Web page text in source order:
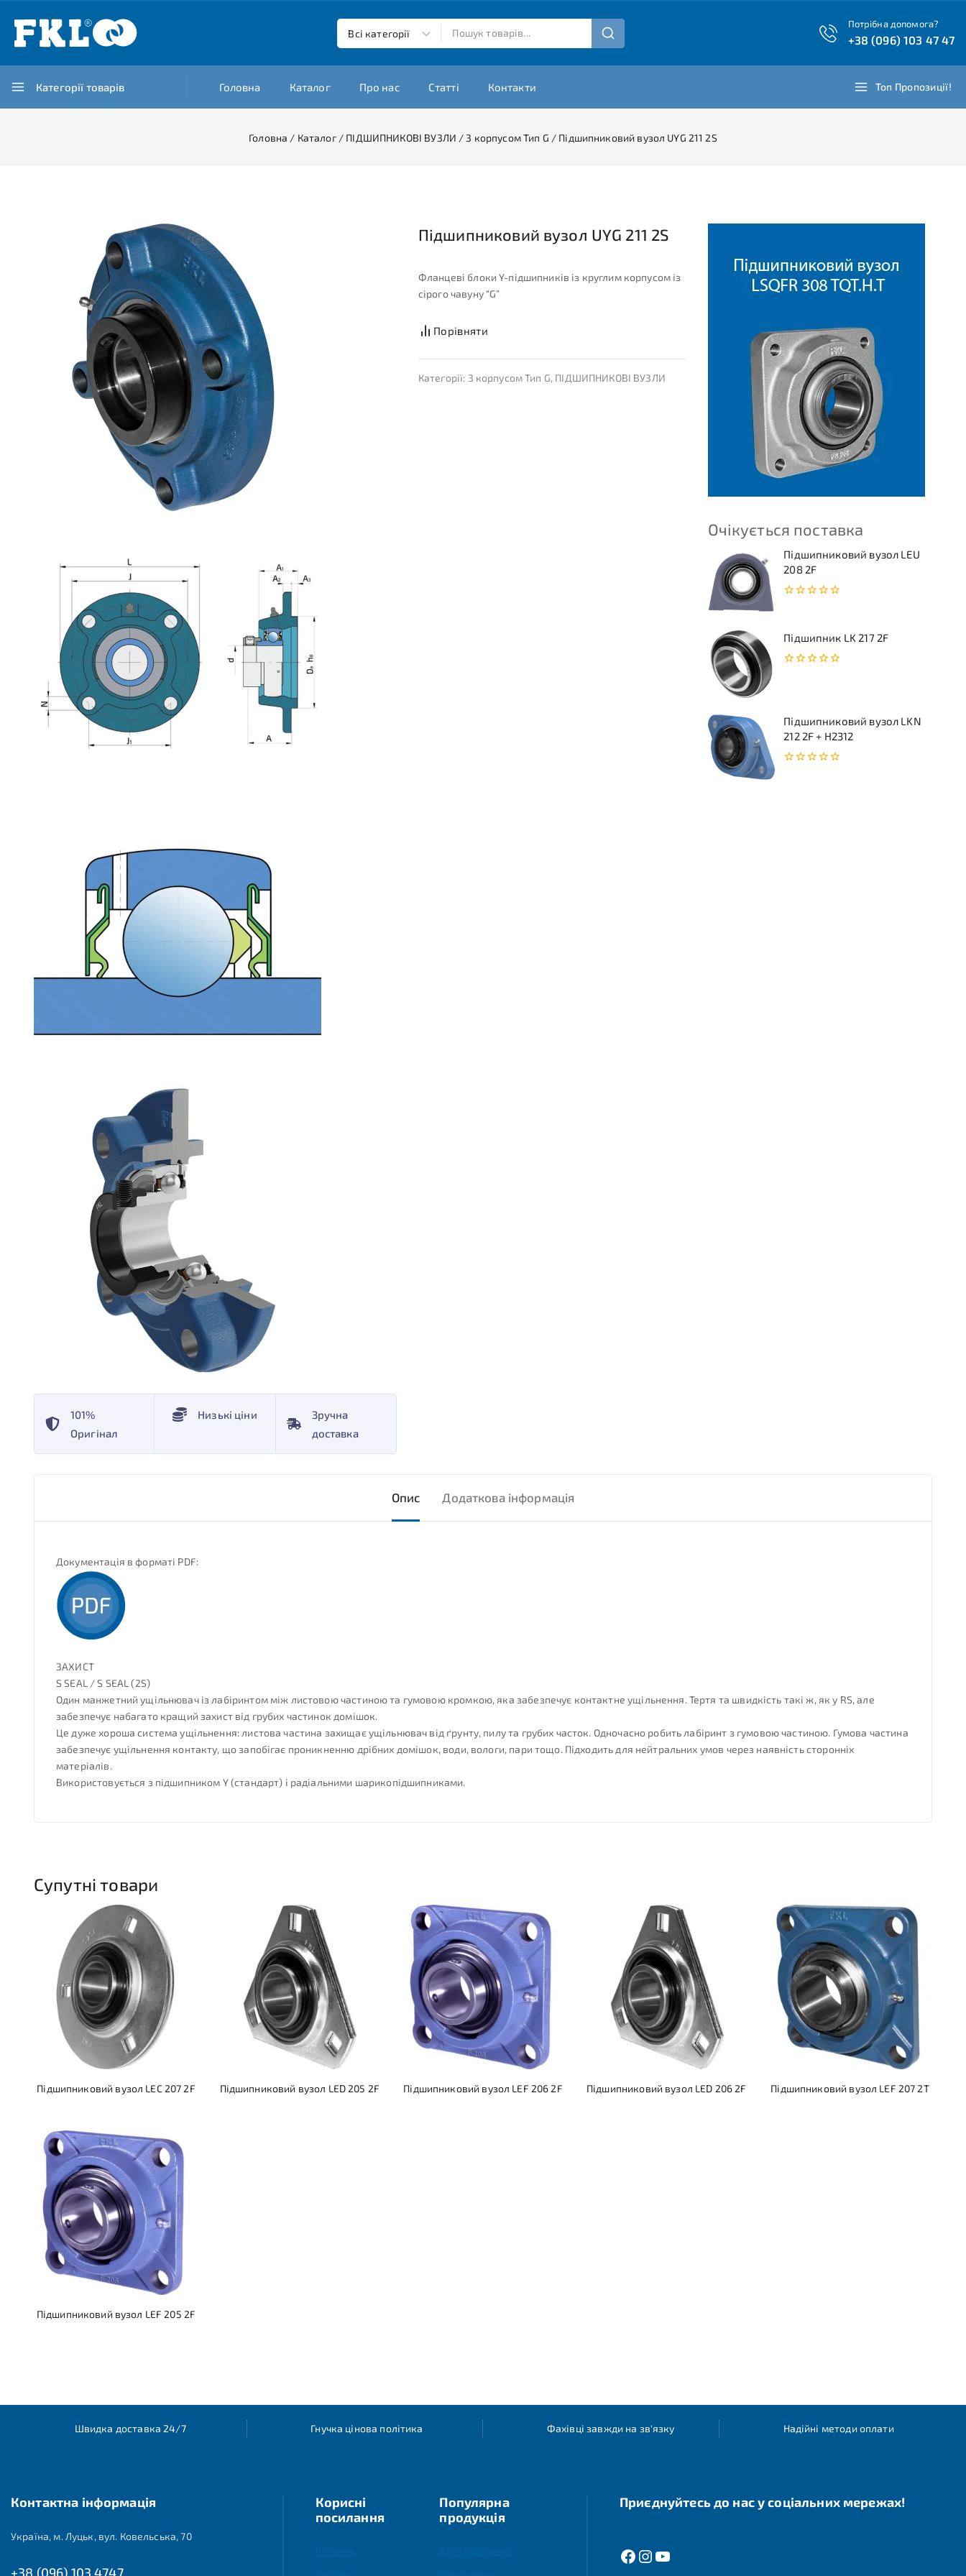
Потрібна допомога?
+38 (096) 103 47 47
Категорії товарів Головна Каталог Про нас Статті Контакти Топ Пропозиції!
Головна / Каталог / ПІДШИПНИКОВІ ВУЗЛИ / З корпусом Тип G / Підшипниковий вузол UYG 211 2S
Очікується поставка
Підшипниковий вузол LEU
208 2F
Підшипник LK 217 2F
Підшипниковий вузол LKN
212 2F + H2312
101%
Оригінал
Низькі ціни
Зручна
доставка
Підшипниковий вузол UYG 211 2S
Фланцеві блоки Y-підшипників із круглим корпусом із
сірого чавуну “G”
Порівняти
Категорії: З корпусом Тип G, ПІДШИПНИКОВІ ВУЗЛИ
Опис Додаткова інформація
Документація в форматі PDF:
ЗАХИСТ
S SEAL / S SEAL (2S)
Один манжетний ущільнювач із лабіринтом між листовою частиною та гумовою кромкою, яка забезпечує контактне ущільнення. Тертя та швидкість такі ж, як у RS, але
забезпечує набагато кращий захист від грубих частинок домішок.
Це дуже хороша система ущільнення: листова частина захищає ущільнювач від ґрунту, пилу та грубих часток. Одночасно робить лабіринт з гумовою частиною. Гумова частина
забезпечує ущільнення контакту, що запобігає проникненню дрібних домішок, води, вологи, пари тощо. Підходить для нейтральних умов через наявність сторонніх
матеріалів.
Використовується з підшипником Y (стандарт) і радіальними шарикопідшипниками.
Супутні товари
Підшипниковий вузол LEC 207 2F Підшипниковий вузол LED 205 2F Підшипниковий вузол LEF 206 2F Підшипниковий вузол LED 206 2F Підшипниковий вузол LEF 207 2T
Підшипниковий вузол LEF 205 2F
Швидка доставка 24/7 Гнучка цінова політика Фахівці завжди на зв'язку Надійні методи оплати
Контактна інформація
Україна, м. Луцьк, вул. Ковельська, 70
+38 (096) 103 4747
Корисні
посилання
Популярна
продукція
Приєднуйтесь до нас у соціальних мережах!